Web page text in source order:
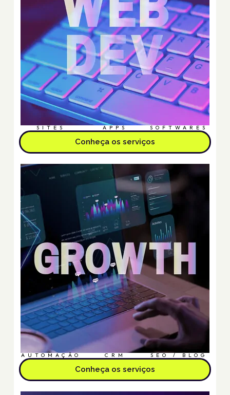
SITES APPS SOFTWARES
Conheça os serviços
AUTOMAÇÃO CRM SEO / BLOG
Conheça os serviços